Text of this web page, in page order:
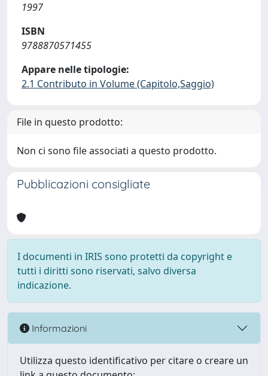
1997
ISBN
9788870571455
Appare nelle tipologie:
2.1 Contributo in Volume (Capitolo,Saggio)
File in questo prodotto:
Non ci sono file associati a questo prodotto.
Pubblicazioni consigliate
I documenti in IRIS sono protetti da copyright e
tutti i diritti sono riservati, salvo diversa
indicazione.
Informazioni
Utilizza questo identificativo per citare o creare un